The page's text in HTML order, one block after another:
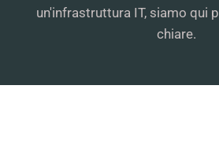
un'infrastruttura IT, siamo qui
chiare.